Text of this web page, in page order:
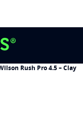
Rush Pro 4.5 – Clay